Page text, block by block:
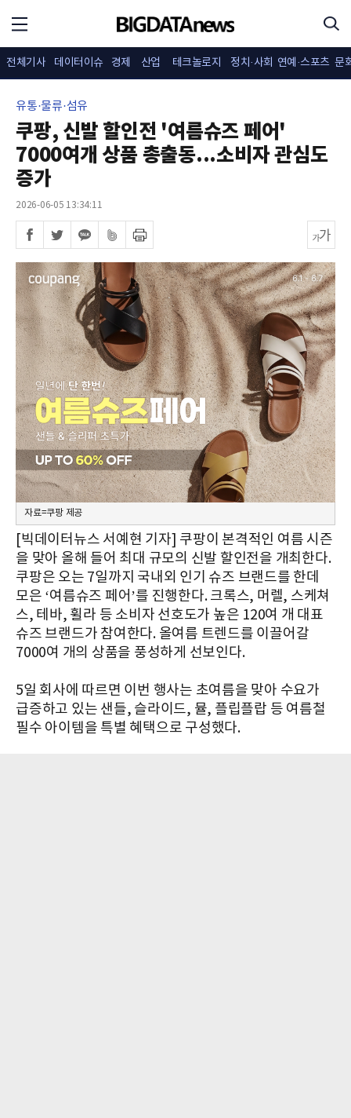
전체기사 데이터이슈 경제 산업 테크놀로지 정치·사회 연예·스포츠 문
유통·물류·섬유
쿠팡, 신발 할인전 '여름슈즈 페어'
7000여개 상품 총출동...소비자 관심도
증가
2026-06-05 13:34:11
자료=쿠팡 제공
[빅데이터뉴스 서예현 기자] 쿠팡이 본격적인 여름 시즌
을 맞아 올해 들어 최대 규모의 신발 할인전을 개최한다.
쿠팡은 오는 7일까지 국내외 인기 슈즈 브랜드를 한데
모은 ‘여름슈즈 페어’를 진행한다. 크록스, 머렐, 스케쳐
스, 테바, 휠라 등 소비자 선호도가 높은 120여 개 대표
슈즈 브랜드가 참여한다. 올여름 트렌드를 이끌어갈
7000여 개의 상품을 풍성하게 선보인다.
5일 회사에 따르면 이번 행사는 초여름을 맞아 수요가
급증하고 있는 샌들, 슬라이드, 뮬, 플립플랍 등 여름철
필수 아이템을 특별 혜택으로 구성했다.